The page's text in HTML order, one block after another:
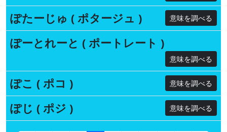
ぽたーじゅ ( ポタージュ ) 意味を調べる
ぽーとれーと ( ポートレート )
意味を調べる
ぽこ ( ポコ ) 意味を調べる
ぽじ ( ポジ ) 意味を調べる